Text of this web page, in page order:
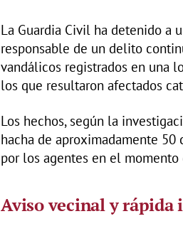
La Guardia Civil ha detenido a
responsable de un delito
vandálicos registrados en una
los que resultaron afectados
Los hechos, según la
hacha de aproximadamente
por los agentes en el
Aviso vecinal y rápida